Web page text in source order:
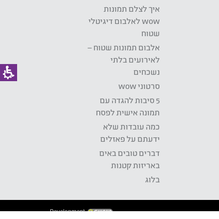
איך לצלם תמונות
wow לאלבום דיגיטלי
שטוח
אלבום תמונות שטוח –
לאירועים בלתי
נשכחים
סרטוני wow
5 סיבות להגדה עם
תמונה אישית לפסח
כמה עובדות שלא
ידעתם על פאזלים
דברים טובים באים
באריזות קטנות
בלוג
Development: